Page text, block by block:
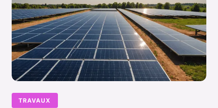
TRAVAUX